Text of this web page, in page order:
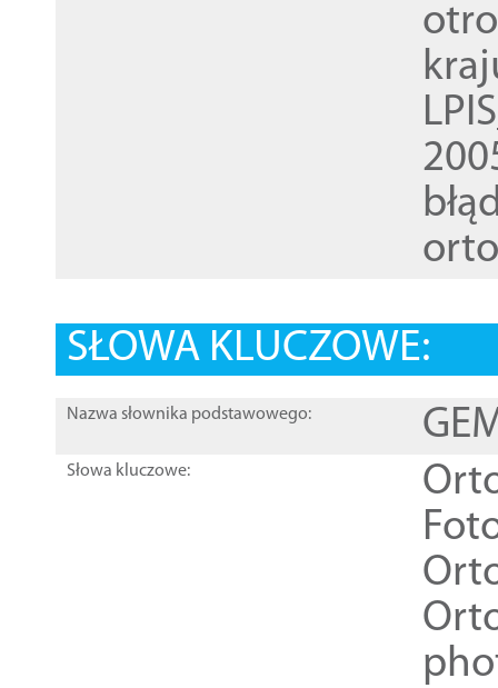
SŁOWA KLUCZOWE:
Nazwa słownika podstawowego:
Słowa kluczowe: